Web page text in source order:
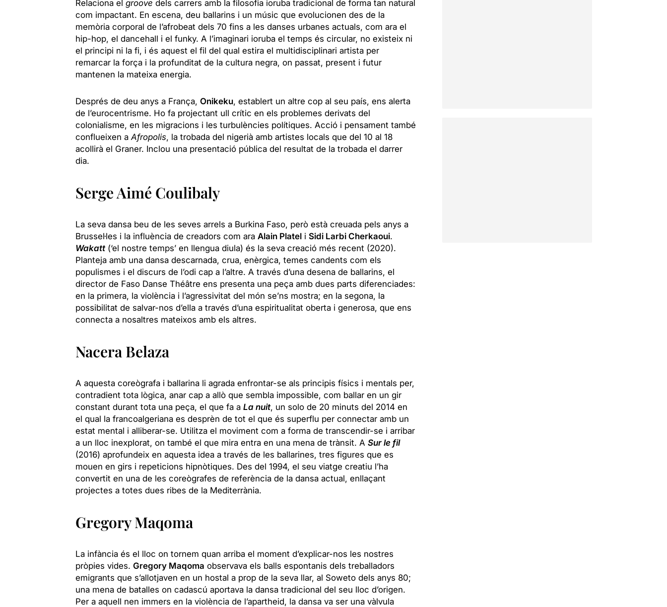
Relaciona el groove dels carrers amb la filosofia ioruba tradicional de forma tan natural
com impactant. En escena, deu ballarins i un músic que evolucionen des de la
memòria corporal de l’afrobeat dels 70 fins a les danses urbanes actuals, com ara el
hip-hop, el dancehall i el funky. A l’imaginari ioruba el temps és circular, no existeix ni
el principi ni la fi, i és aquest el fil del qual estira el multidisciplinari artista per
remarcar la força i la profunditat de la cultura negra, on passat, present i futur
mantenen la mateixa energia.
Després de deu anys a França, Onikeku, establert un altre cop al seu país, ens alerta
de l’eurocentrisme. Ho fa projectant ull crític en els problemes derivats del
colonialisme, en les migracions i les turbulències polítiques. Acció i pensament també
conflueixen aAfropolis, la trobada del nigerià amb artistes locals que del 10 al 18
acollirà el Graner. Inclou una presentació pública del resultat de la trobada el darrer
dia.
Serge Aimé Coulibaly
La seva dansa beu de les seves arrels a Burkina Faso, però està creuada pels anys a
Brussel·les i la influència de creadors com ara Alain Plateli Sidi Larbi Cherkaoui.
Wakatt(‘el nostre temps’ en llengua diula) és la seva creació més recent (2020).
Planteja amb una dansa descarnada, crua, enèrgica, temes candents com els
populismes i el discurs de l’odi cap a l’altre. A través d’una desena de ballarins, el
director de Faso Danse Théâtre ens presenta una peça amb dues parts diferenciades:
en la primera, la violència i l’agressivitat del món se’ns mostra; en la segona, la
possibilitat de salvar-nos d’ella a través d’una espiritualitat oberta i generosa, que ens
connecta a nosaltres mateixos amb els altres.
Nacera Belaza
A aquesta coreògrafa i ballarinali agrada enfrontar-se als principis físics i mentals per,
contradient tota lògica, anar cap a allò que sembla impossible, com ballar en un gir
constant durant tota una peça, el que fa a La nuit, un solo de 20 minuts del 2014 en
el qual la francoalgeriana es desprèn de tot el que és superflu per connectar amb un
estat mental i alliberar-se. Utilitza el moviment com a forma de transcendir-se i arribar
a un lloc inexplorat, on també el que mira entra en una mena de trànsit. A Sur le fil
(2016) aprofundeix en aquesta idea a través de les ballarines, tres figures que es
mouen en girs i repeticions hipnòtiques. Des del 1994, el seu viatge creatiu l’ha
convertit en una de les coreògrafes de referència de la dansa actual, enllaçant
projectes a totes dues ribes de la Mediterrània.
Gregory Maqoma
La infància és el lloc on tornem quan arriba el moment d’explicar-nos les nostres
pròpies vides. Gregory Maqoma observava els balls espontanis dels treballadors
emigrants que s’allotjaven en un hostal a prop de la seva llar, al Soweto dels anys 80;
una mena de batalles on cadascú aportava la dansa tradicional del seu lloc d’origen.
Per a aquell nen immers en la violència de l’apartheid, la dansa va ser una vàlvula